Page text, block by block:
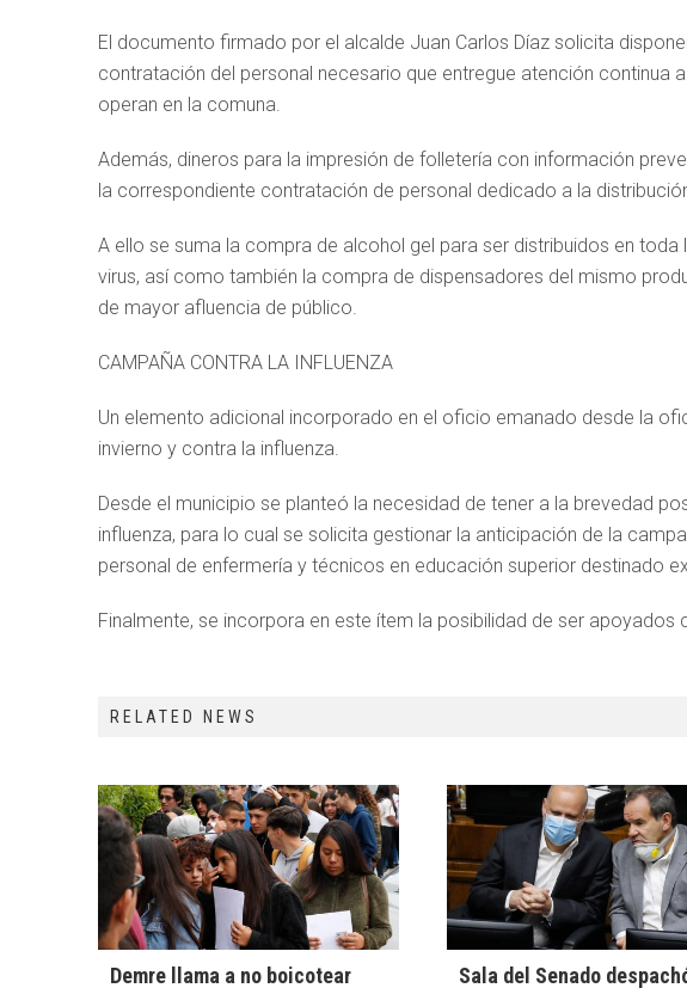
El documento firmado por el alcalde Juan Carlos Díaz solicita
contratación del personal necesario que entregue atención continua
operan en la comuna.
Además, dineros para la impresión de folletería con información
la correspondiente contratación de personal dedicado a la
A ello se suma la compra de alcohol gel para ser distribuidos en
virus, así como también la compra de dispensadores del mismo
de mayor afluencia de público.
CAMPAÑA CONTRA LA INFLUENZA
Un elemento adicional incorporado en el oficio emanado desde la
invierno y contra la influenza.
Desde el municipio se planteó la necesidad de tener a la brevedad
influenza, para lo cual se solicita gestionar la anticipación de la
personal de enfermería y técnicos en educación superior destinado
Finalmente, se incorpora en este ítem la posibilidad de ser
RELATED NEWS
Demre llama a no boicotear
Sala del Senado